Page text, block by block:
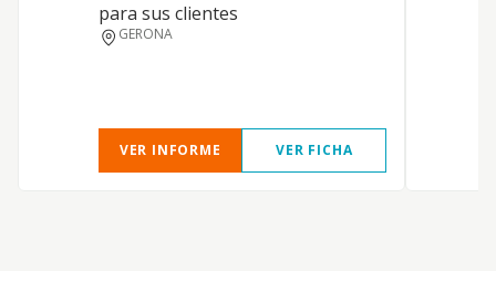
para sus clientes
GERONA
VER INFORME VER FICHA